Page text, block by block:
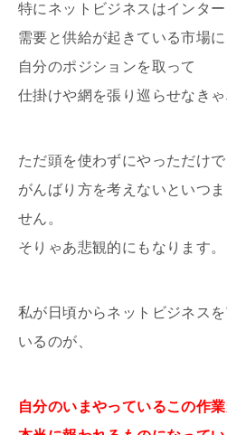
特にネットビジネスはインタ
需要と供給が起きている市場に
自分のポジションを取って
仕掛けや網を張り巡らせなき
ただ頭を使わずにやっただけ
がんばり方を考えないといつ
せん。
そりゃあ悲観的にもなります。
私が日頃からネットビジネス
いるのが、
自分のいまやっているこの作